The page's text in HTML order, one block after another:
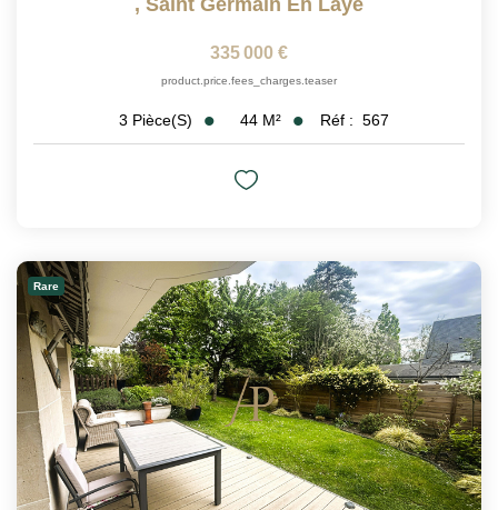
335 000 €
product.price.fees_charges.teaser
3 Pièce(s) 44 M² Réf : 567
Rare